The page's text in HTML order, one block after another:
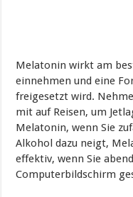
Melatonin wirkt am
einnehmen und eine
freigesetzt wird.
mit auf Reisen, um
Melatonin, wenn Sie
Alkohol dazu neigt,
effektiv, wenn Sie
Computerbildschirm